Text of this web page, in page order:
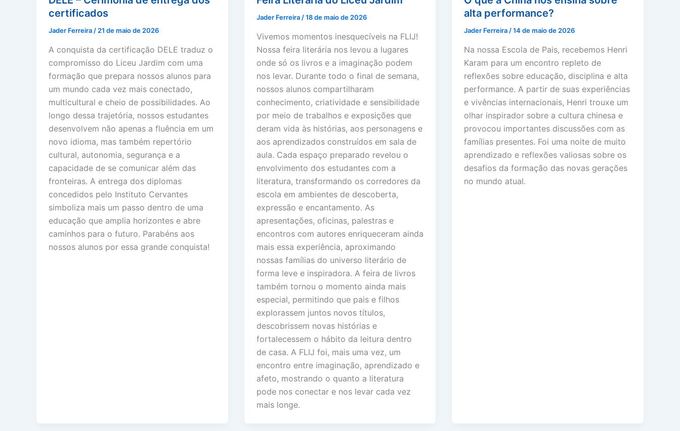
certificados
Jader Ferreira/21 de maio de 2026
A conquista da certificação DELE traduz o
compromisso do Liceu Jardim com uma
formação que prepara nossos alunos para
um mundo cada vez mais conectado,
multicultural e cheio de possibilidades. Ao
longo dessa trajetória, nossos estudantes
desenvolvem não apenas a fluência em um
novo idioma, mas também repertório
cultural, autonomia, segurança e a
capacidade de se comunicar além das
fronteiras. A entrega dos diplomas
concedidos pelo Instituto Cervantes
simboliza mais um passo dentro de uma
educação que amplia horizontes e abre
caminhos para o futuro. Parabéns aos
nossos alunos por essa grande conquista!
Jader Ferreira /18 de maio de 2026
Vivemos momentos inesquecíveis na FLIJ!
Nossa feira literária nos levou a lugares
onde só os livros e a imaginação podem
nos levar. Durante todo o final de semana,
nossos alunos compartilharam
conhecimento, criatividade e sensibilidade
por meio de trabalhos e exposições que
deram vida às histórias, aos personagens e
aos aprendizados construídos em sala de
aula. Cada espaço preparado revelou o
envolvimento dos estudantes com a
literatura, transformando os corredores da
escola em ambientes de descoberta,
expressão e encantamento. As
apresentações, oficinas, palestras e
encontros com autores enriqueceram ainda
mais essa experiência, aproximando
nossas famílias do universo literário de
forma leve e inspiradora. A feira de livros
também tornou o momento ainda mais
especial, permitindo que pais e filhos
explorassem juntos novos títulos,
descobrissem novas histórias e
fortalecessem o hábito da leitura dentro
de casa. A FLIJ foi, mais uma vez, um
encontro entre imaginação, aprendizado e
afeto, mostrando o quanto a literatura
pode nos conectar e nos levar cada vez
mais longe.
alta performance?
Jader Ferreira/14 de maio de 2026
Na nossa Escola de Pais, recebemos Henri
Karam para um encontro repleto de
reflexões sobre educação, disciplina e alta
performance. A partir de suas experiências
e vivências internacionais, Henri trouxe um
olhar inspirador sobre a cultura chinesa e
provocou importantes discussões com as
famílias presentes. Foi uma noite de muito
aprendizado e reflexões valiosas sobre os
desafios da formação das novas gerações
no mundo atual.